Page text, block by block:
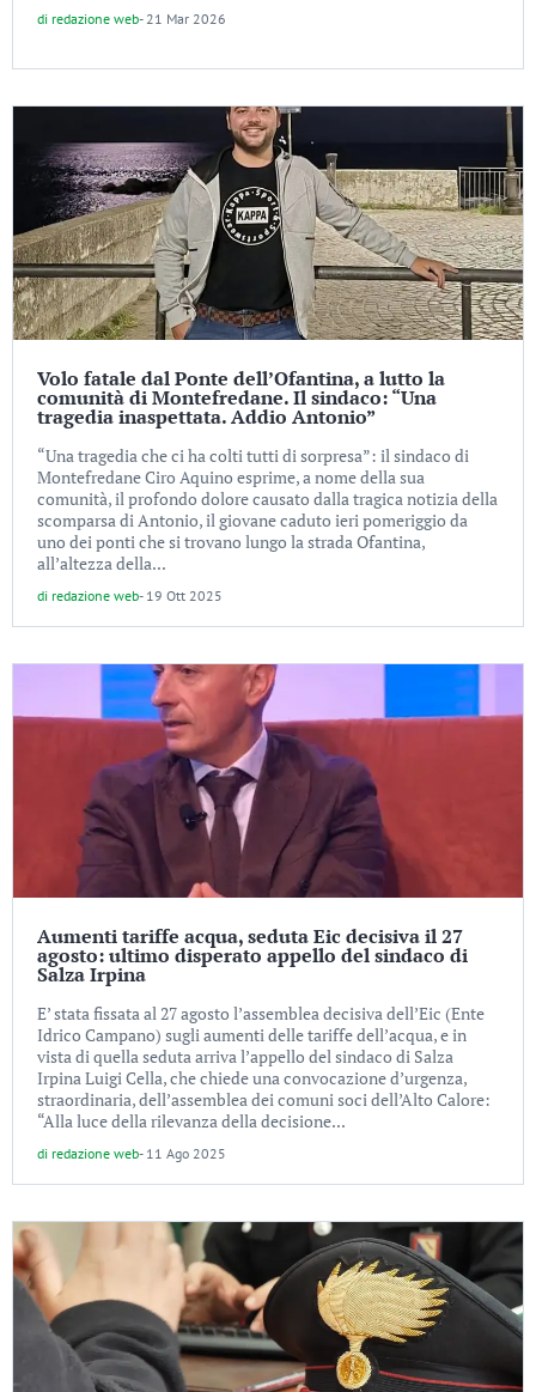
di redazione web- 21 Mar 2026
Volo fatale dal Ponte dell’Ofantina, a lutto la
comunità di Montefredane. Il sindaco: “Una
tragedia inaspettata. Addio Antonio”
“Una tragedia che ci ha colti tutti di sorpresa”: il sindaco di
Montefredane Ciro Aquino esprime, a nome della sua
comunità, il profondo dolore causato dalla tragica notizia della
scomparsa di Antonio, il giovane caduto ieri pomeriggio da
uno dei ponti che si trovano lungo la strada Ofantina,
all’altezza della...
di redazione web- 19 Ott 2025
Aumenti tariffe acqua, seduta Eic decisiva il 27
agosto: ultimo disperato appello del sindaco di
Salza Irpina
E’ stata fissata al 27 agosto l’assemblea decisiva dell’Eic (Ente
Idrico Campano) sugli aumenti delle tariffe dell’acqua, e in
vista di quella seduta arriva l’appello del sindaco di Salza
Irpina Luigi Cella, che chiede una convocazione d’urgenza,
straordinaria, dell’assemblea dei comuni soci dell’Alto Calore:
“Alla luce della rilevanza della decisione...
di redazione web- 11 Ago 2025